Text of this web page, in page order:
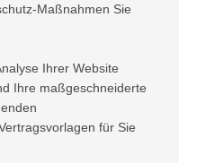
Maßnahmen Sie
Ihrer Website
Ihre maßgeschneiderte
für Sie